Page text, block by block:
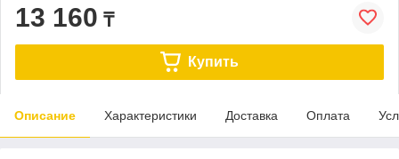
13 160 ₸
Купить
Описание Характеристики Доставка Оплата